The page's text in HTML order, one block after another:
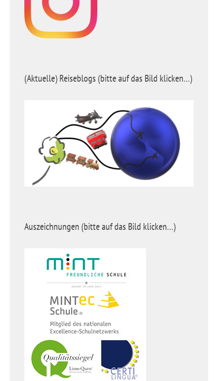
(Aktuelle) Reiseblogs (bitte auf das Bild klicken…)
Auszeichnungen (bitte auf das Bild klicken…)